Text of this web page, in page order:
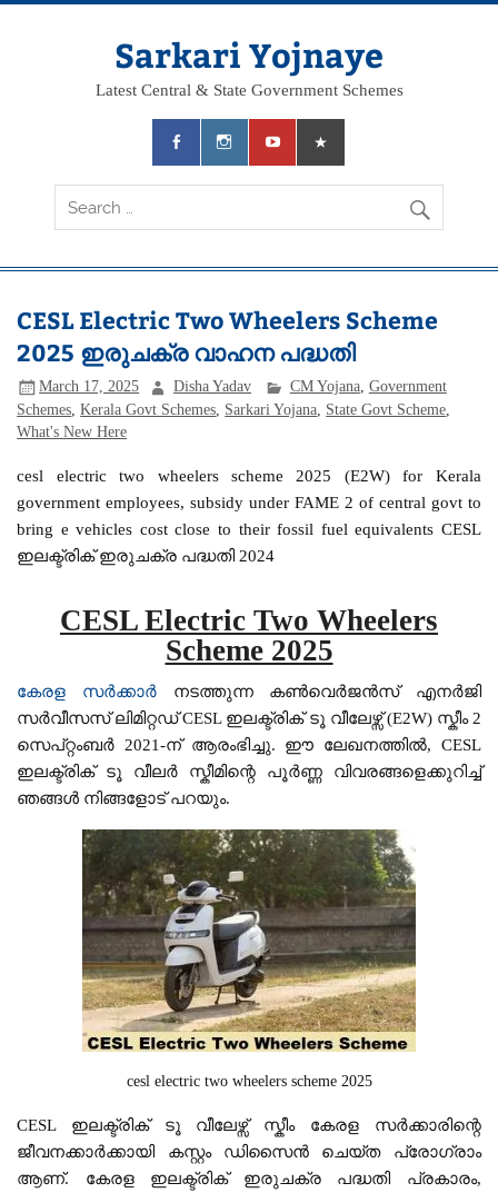
Skip
Sarkari Yojnaye
Latest Central & State Government Schemes
CESL Electric Two Wheelers Scheme
2025 ഇരുചക്ര വാഹന പദ്ധതി
March 17, 2025 Disha Yadav CM Yojana, Government
Schemes ,Kerala Govt Schemes Sarkari Yojana State Govt Scheme
What's New Here
cesl electric two wheelers scheme 2025 (E2W) for Kerala
government employees, subsidy under FAME 2 of central govt to
bring e vehicles cost close to their fossil fuel equivalents CESL
ഇലക്ട്രിക് ഇരുചക്ര പദ്ധതി 2024
CESL Electric Two Wheelers
Scheme 2025
കേരള സർക്കാർനടത്തുന്ന കൺവെർജൻസ് എനർജി
സർവീസസ് ലിമിറ്റഡ് CESL ഇലക്ട്രിക് ടൂ വീലേഴ്സ് (E2W) സ്കീം 2
സെപ്റ്റംബർ 2021-ന് ആരംഭിച്ചു. ഈ ലേഖനത്തിൽ, CESL
ഇലക്ട്രിക് ടൂ വീലർ സ്കീമിന്റെ പൂർണ്ണ വിവരങ്ങളെക്കുറിച്ച്
ഞങ്ങൾ നിങ്ങളോട് പറയും.
cesl electric two wheelers scheme 2025
CESL ഇലക്ട്രിക് ടൂ വീലേഴ്സ് സ്കീം കേരള സർക്കാരിന്റെ
ജീവനക്കാർക്കായി കസ്റ്റം ഡിസൈൻ ചെയ്ത പ്രോഗ്രാം
ആണ്. കേരള ഇലക്ട്രിക് ഇരുചക്ര പദ്ധതി പ്രകാരം,